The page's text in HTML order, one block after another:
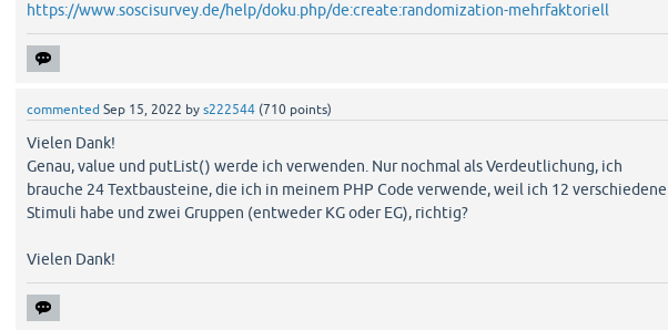
https://www.soscisurvey.de/help/doku.php/de:create:randomization-mehrfaktoriell
commented Sep 15, 2022 bys222544 (710 points)
Vielen Dank!
Genau, value und putList() werde ich verwenden. Nur nochmal als Verdeutlichung, ich
brauche 24 Textbausteine, die ich in meinem PHP Code verwende, weil ich 12 verschiedene
Stimuli habe und zwei Gruppen (entweder KG oder EG), richtig?
Vielen Dank!